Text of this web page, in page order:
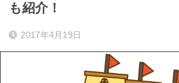
も紹介！
2017年4月19日